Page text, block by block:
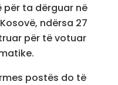
për ta dërguar në
ndërsa 27
për të votuar
postës do të